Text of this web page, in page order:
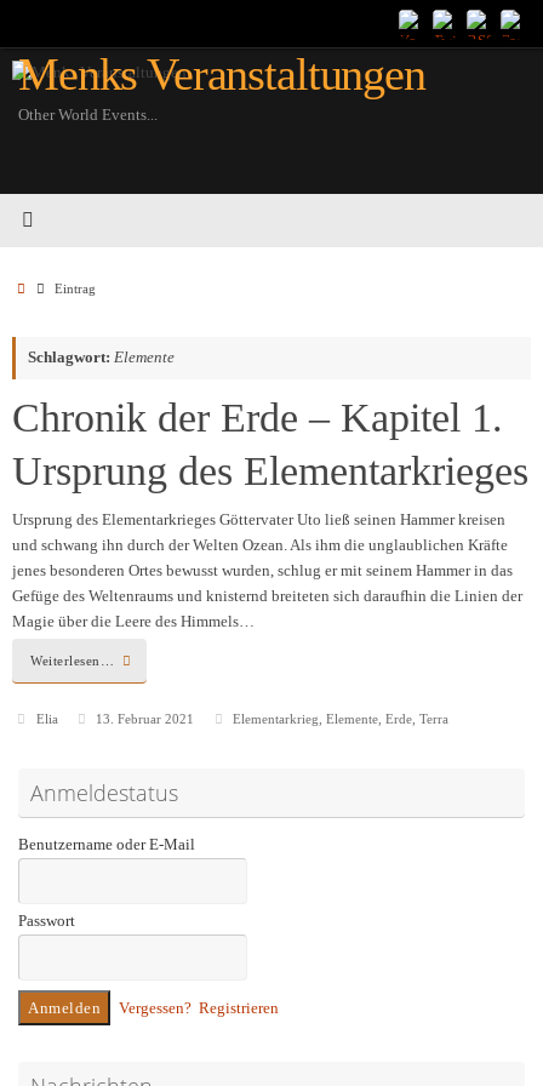
springen
Menks Veranstaltungen
Other World Events...
Startseite
Eintrag
Schlagwort: Elemente
Chronik der Erde – Kapitel 1.
Ursprung des Elementarkrieges
Ursprung des Elementarkrieges Göttervater Uto ließ seinen Hammer kreisen
und schwang ihn durch der Welten Ozean. Als ihm die unglaublichen Kräfte
jenes besonderen Ortes bewusst wurden, schlug er mit seinem Hammer in das
Gefüge des Weltenraums und knisternd breiteten sich daraufhin die Linien der
Magie über die Leere des Himmels…
Weiterlesen…
Elia 13. Februar 2021 Elementarkrieg Elemente, Erde, Terra
Anmeldestatus
Benutzername oder E-Mail
Passwort
Vergessen? Registrieren